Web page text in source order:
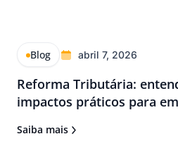
Blog abril 7, 2026
Reforma Tributária:
impactos práticos para
Saiba mais